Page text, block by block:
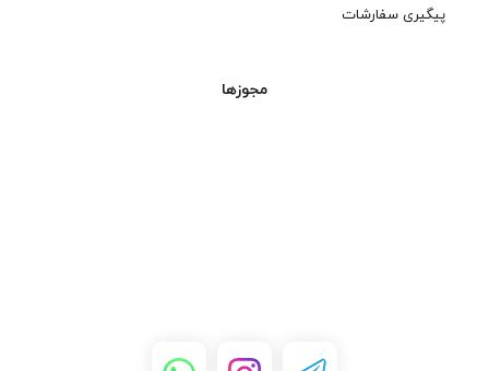
پیگیری سفارشات
مجوزها